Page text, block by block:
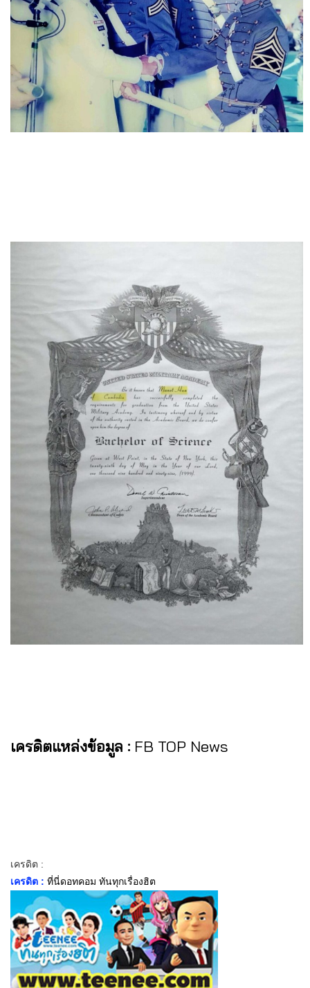
เครดิตแหล่งข้อมูล : FB TOP News
เครดิต :
เครดิต : ที่นี่ดอทคอม ทันทุกเรื่องฮิต